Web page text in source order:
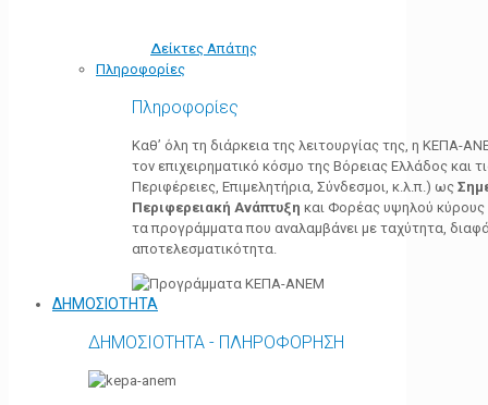
Δείκτες Απάτης
Πληροφορίες
Πληροφορίες
Καθ’ όλη τη διάρκεια της λειτουργίας της, η ΚΕΠΑ-
τον επιχειρηματικό κόσμο της Βόρειας Ελλάδος και
Περιφέρειες, Επιμελητήρια, Σύνδεσμοι, κ.λ.π.) ως
Περιφερειακή Ανάπτυξη και Φορέας υψηλού κύρους
τα προγράμματα που αναλαμβάνει με ταχύτητα,
αποτελεσματικότητα.
ΔΗΜΟΣΙΟΤΗΤΑ
ΔΗΜΟΣΙΟΤΗΤΑ - ΠΛΗΡΟΦΟΡΗΣΗ